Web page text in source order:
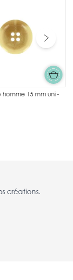
créations.
homme 15 mm uni -